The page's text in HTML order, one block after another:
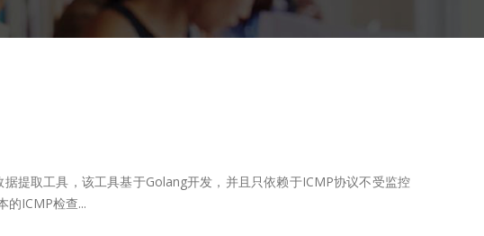
提取工具，该工具基于Golang开发，并且只依赖于ICMP协议不受监控
的ICMP检查...